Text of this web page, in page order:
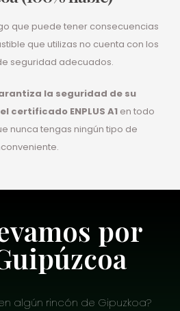
que puede tener consecuencias
que utilizas no cuenta con los
seguridad adecuados.
la seguridad de su
certificado ENPLUS A1 en todo
nunca tengas ningún tipo de
por
algún rincón de Gipuzkoa?